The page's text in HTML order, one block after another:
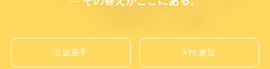
公認選手 VPL趣旨